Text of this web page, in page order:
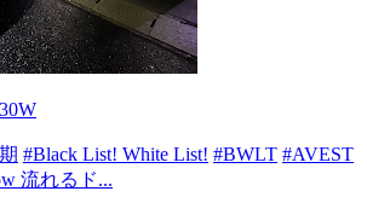
#Black List! White List! #BWLT #AVEST
流れるド...